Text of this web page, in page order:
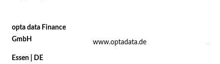
opta data Finance
GmbH
Essen | DE
www.optadata.de